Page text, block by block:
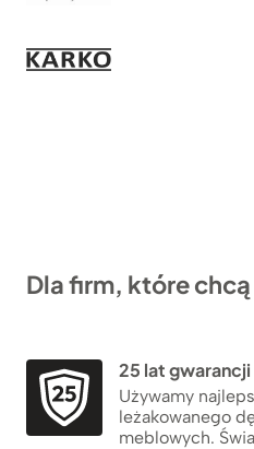
Dla firm, które
25 lat gwarancji
Używamy
leżakowanego
meblowych.